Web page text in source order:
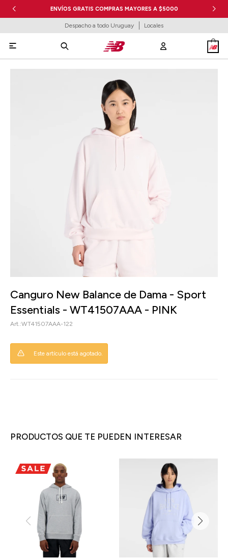
ENVÍOS GRATIS COMPRAS MAYORES A $5000
Despacho a todo Uruguay Locales

Canguro New Balance de Dama - Sport
Essentials - WT41507AAA - PINK
WT41507AAA-122
Este artículo está agotado.
PRODUCTOS QUE TE PUEDEN INTERESAR